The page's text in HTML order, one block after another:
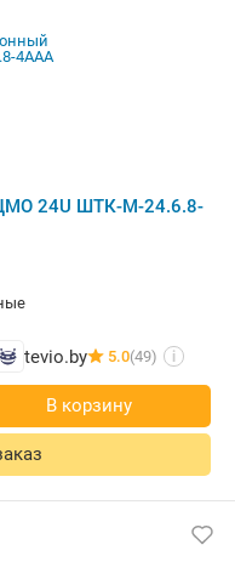
24U ШТК-М-24.6.8-
tevio.by 5.0(49) i
В корзину